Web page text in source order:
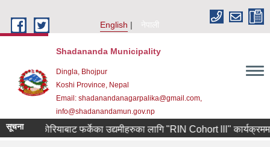
English
नेपाली
Shadananda Municipality
Dingla, Bhojpur
Koshi Province, Nepal
Email: shadanandanagarpalika@gmail.com,
info@shadanandamun.gov.np
सूचना
दक्षिण कोरियाबाट फर्केका उद्यमीहरुका लागि "RIN Cohort lll"